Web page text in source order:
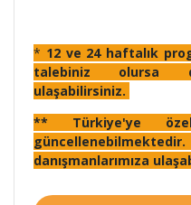
* 12 ve 24 haftalık
talebiniz olursa
ulaşabilirsiniz.
** Türkiye'ye
danışmanlarımıza